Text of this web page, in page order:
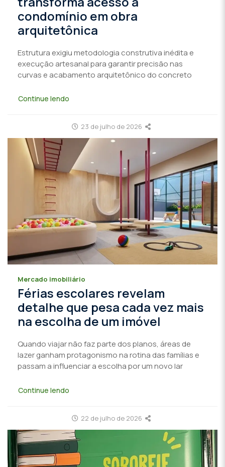
condomínio em obra
arquitetônica
Estrutura exigiu metodologia construtiva inédita e
execução artesanal para garantir precisão nas
curvas e acabamento arquitetônico do concreto
Continue lendo
23 de julho de 2026
Mercado imobiliário
Férias escolares revelam
detalhe que pesa cada vez mais
na escolha de um imóvel
Quando viajar não faz parte dos planos, áreas de
lazer ganham protagonismo na rotina das famílias e
passam a influenciar a escolha por um novo lar
Continue lendo
22 de julho de 2026